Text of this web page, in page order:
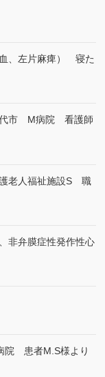
、左片麻痺） 寝た
代市 M病院 看護師
老人福祉施設S 職
非弁膜症性発作性心
院 患者M.S様より